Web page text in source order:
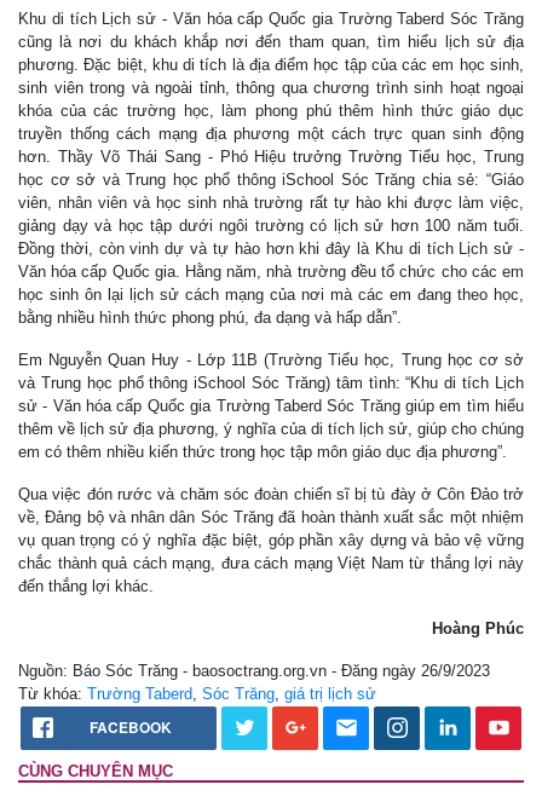
Khu di tích Lịch sử - Văn hóa cấp Quốc gia Trường Taberd Sóc Trăng
cũng là nơi du khách khắp nơi đến tham quan, tìm hiểu lịch sử địa
phương. Đặc biệt, khu di tích là địa điểm học tập của các em học sinh,
sinh viên trong và ngoài tỉnh, thông qua chương trình sinh hoạt ngoại
khóa của các trường học, làm phong phú thêm hình thức giáo dục
truyền thống cách mạng địa phương một cách trực quan sinh động
hơn. Thầy Võ Thái Sang - Phó Hiệu trưởng Trường Tiểu học, Trung
học cơ sở và Trung học phổ thông iSchool Sóc Trăng chia sẻ: “Giáo
viên, nhân viên và học sinh nhà trường rất tự hào khi được làm việc,
giảng dạy và học tập dưới ngôi trường có lịch sử hơn 100 năm tuổi.
Đồng thời, còn vinh dự và tự hào hơn khi đây là Khu di tích Lịch sử -
Văn hóa cấp Quốc gia. Hằng năm, nhà trường đều tổ chức cho các em
học sinh ôn lại lịch sử cách mạng của nơi mà các em đang theo học,
bằng nhiều hình thức phong phú, đa dạng và hấp dẫn”.
Em Nguyễn Quan Huy - Lớp 11B (Trường Tiểu học, Trung học cơ sở
và Trung học phổ thông iSchool Sóc Trăng) tâm tình: “Khu di tích Lịch
sử - Văn hóa cấp Quốc gia Trường Taberd Sóc Trăng giúp em tìm hiểu
thêm về lịch sử địa phương, ý nghĩa của di tích lịch sử, giúp cho chúng
em có thêm nhiều kiến thức trong học tập môn giáo dục địa phương”.
Qua việc đón rước và chăm sóc đoàn chiến sĩ bị tù đày ở Côn Đảo trở
về, Đảng bộ và nhân dân Sóc Trăng đã hoàn thành xuất sắc một nhiệm
vụ quan trọng có ý nghĩa đặc biệt, góp phần xây dựng và bảo vệ vững
chắc thành quả cách mạng, đưa cách mạng Việt Nam từ thắng lợi này
đến thắng lợi khác.
Hoàng Phúc
Nguồn: Báo Sóc Trăng - baosoctrang.org.vn - Đăng ngày 26/9/2023
Từ khóa: Trường Taberd Sóc Trăng giá trị lịch sử
FACEBOOK
CÙNG CHUYÊN MỤC